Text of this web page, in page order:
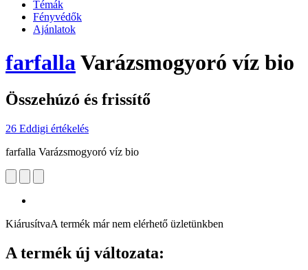
Témák
Fényvédők
Ajánlatok
farfallaVarázsmogyoró víz bio
Összehúzó és frissítő
26 Eddigi értékelés
farfalla Varázsmogyoró víz bio
KiárusítvaA termék már nem elérhető üzletünkben
A termék új változata: